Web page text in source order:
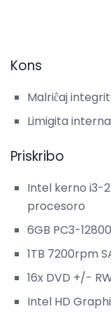
Kons
Malriĉaj
Limigita
Priskribo
Intel kerno i3-
procesoro
6GB PC3-
1TB 7200rpm
16x DVD +/-
Intel HD